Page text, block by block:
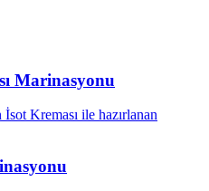
Marinasyonu
Kreması ile hazırlanan